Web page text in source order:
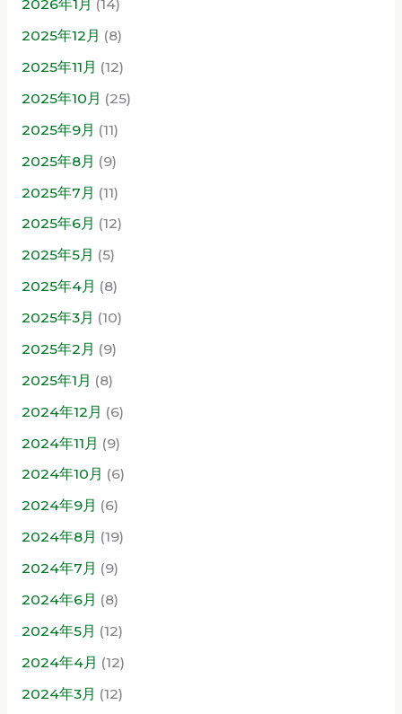
2026年1月 (14)
2025年12月 (8)
2025年11月 (12)
2025年10月 (25)
2025年9月 (11)
2025年8月 (9)
2025年7月 (11)
2025年6月 (12)
2025年5月 (5)
2025年4月 (8)
2025年3月 (10)
2025年2月 (9)
2025年1月 (8)
2024年12月 (6)
2024年11月 (9)
2024年10月 (6)
2024年9月 (6)
2024年8月 (19)
2024年7月 (9)
2024年6月 (8)
2024年5月 (12)
2024年4月 (12)
2024年3月 (12)